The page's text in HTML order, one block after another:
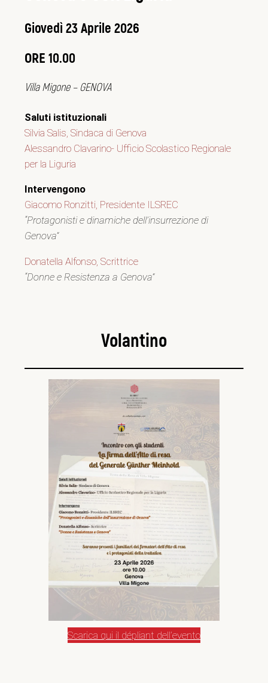
Giovedì 23 Aprile 2026
ORE 10.00
Villa Migone – GENOVA
Saluti istituzionali
Silvia Salis, Sindaca di Genova
Alessandro Clavarino- Ufficio Scolastico Regionale
per la Liguria
Intervengono
Giacomo Ronzitti, Presidente ILSREC
“Protagonisti e dinamiche dell’insurrezione di
Genova”
Donatella Alfonso, Scrittrice
“Donne e Resistenza a Genova”
Volantino
Scarica qui il dépliant dell’evento